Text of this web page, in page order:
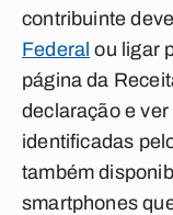
contribuinte
Federal ou ligar
página da
declaração e
identificadas
também
smartphones